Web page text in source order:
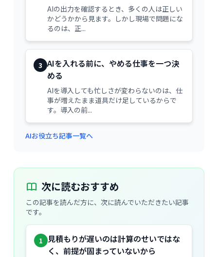
AIの出力を確認するとき、多くの人は正しい
かどうかから見ます。しかし現場で問題にな
るのは、正...
3 AIを入れる前に、やめる仕事を一つ決
める
AIを導入しても忙しさが変わらないのは、仕
事が増えたまま道具だけ足しているからで
す。導入の前...
AIお役立ち記事一覧へ
次に読むおすすめ
この記事を読んだ方に、次に読んでいただきたい記事
です。
1 見積もりが遅いのは計算のせいではな
く、前提が固まっていないから